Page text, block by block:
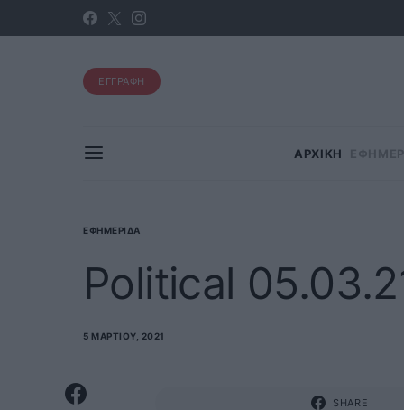
ΕΓΓΡΑΦΗ
ΑΡΧΙΚΗ
ΕΦΗΜΕΡΊΔΑ
Political
5 ΜΑΡΤΊΟΥ, 2021
SHARE